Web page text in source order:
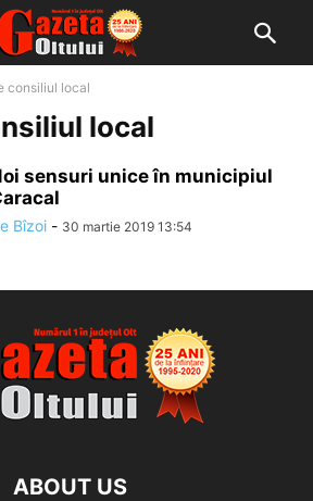
consiliul local
local
sensuri unice în municipiul
Bîzoi - 30 martie 2019 13:54
ABOUT US